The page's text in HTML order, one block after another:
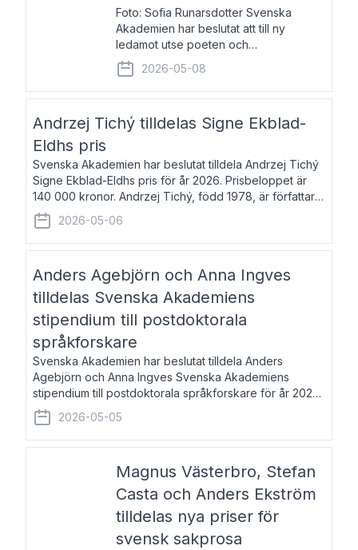
Foto: Sofia Runarsdotter Svenska
Akademien har beslutat att till ny
ledamot utse poeten och
litteraturkritikern Anna Hallberg. Hon
efterträder poeten Tua Forsström på
stol 18 och kommer att ta sitt inträde vid
2026-05-08
Andrzej Tichý tilldelas Signe Ekblad-
Eldhs pris
Svenska Akademien har beslutat tilldela Andrzej Tichý
Signe Ekblad-Eldhs pris för år 2026. Prisbeloppet är
140 000 kronor. Andrzej Tichý, född 1978, är författare
och kulturskribent. Han debuterade 2005 med den
lovordade romanen Sex liter l
2026-05-06
Anders Agebjörn och Anna Ingves
tilldelas Svenska Akademiens
stipendium till postdoktorala
språkforskare
Svenska Akademien har beslutat tilldela Anders
Agebjörn och Anna Ingves Svenska Akademiens
stipendium till postdoktorala språkforskare för år 2026.
Stipendiebeloppet är 75 000 kronor per mottagare.
Anders Agebjörn, född 1984, är universitet
2026-05-05
Magnus Västerbro, Stefan
Casta och Anders Ekström
tilldelas nya priser för
svensk sakprosa